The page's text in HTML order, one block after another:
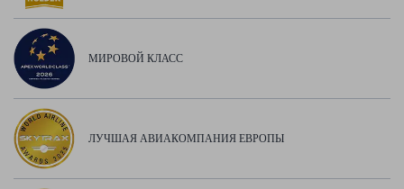
МИРОВОЙ КЛАСС
ЛУЧШАЯ АВИАКОМПАНИЯ ЕВРОПЫ